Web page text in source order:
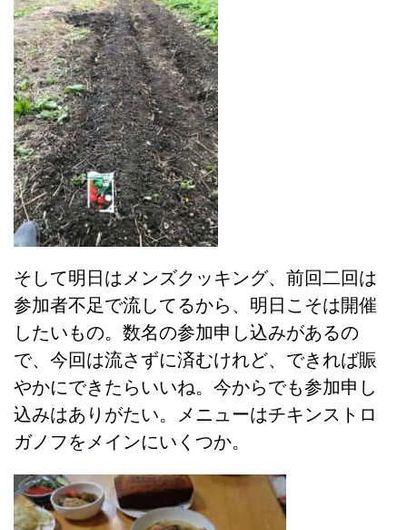
そして明日はメンズクッキング、前回二回は
参加者不足で流してるから、明日こそは開催
したいもの。数名の参加申し込みがあるの
で、今回は流さずに済むけれど、できれば賑
やかにできたらいいね。今からでも参加申し
込みはありがたい。メニューはチキンストロ
ガノフをメインにいくつか。